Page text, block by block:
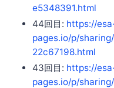
e5348391.html
44回目: https://
pages.io/p/
22c67198.html
43回目: https://
pages.io/p/